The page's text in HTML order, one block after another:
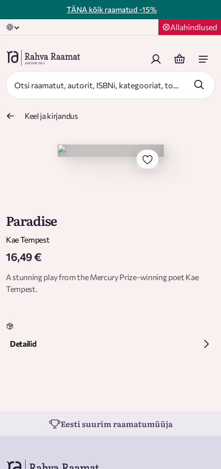
TÄNA kõik raamatud -15%
Allahindlused
Keel ja kirjandus
Paradise
Kae Tempest
16,49 €
A stunning play from the Mercury Prize-winning poet Kae
Tempest.
Detailid
Eesti suurim raamatumüüja